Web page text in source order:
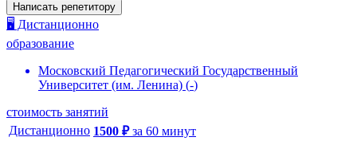
Написать репетитору
🖥️ Дистанционно
образование
Московский Педагогический Государственный
Университет (им. Ленина) (-)
стоимость занятий
Дистанционно 1500 ₽ за 60 минут